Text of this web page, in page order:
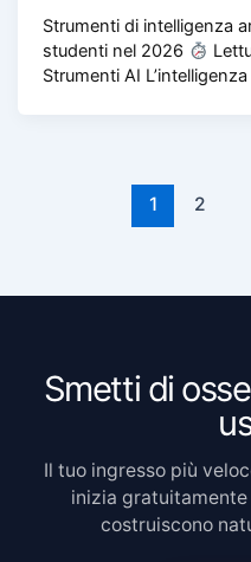
Strumenti di intelligenza
studenti nel 2026
Strumenti AI L’intelligenza
1 2
Smetti di
Il tuo ingresso più
inizia
costruiscono